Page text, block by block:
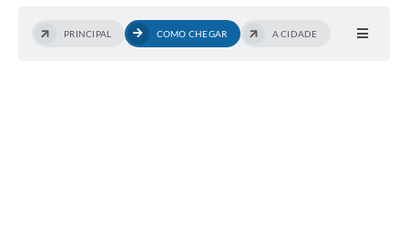
PRINCIPAL COMO CHEGAR A CIDADE